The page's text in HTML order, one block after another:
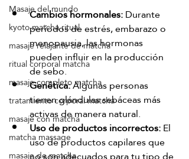
Masaje del mundo
kyoto matcha ritual
masaje relajante de matcha
ritual corporal matcha
masaje completo matcha
tratamiento corporal matcha
masaje con matcha
matcha massage
masaje de matcha
Cambios hormonales: Durante
períodos de estrés, embarazo o
menopausia, las hormonas
pueden influir en la producción
de sebo.
Genética: Algunas personas
tienen glándulas sebáceas más
activas de manera natural.
Uso de productos incorrectos: El
uso de productos capilares que